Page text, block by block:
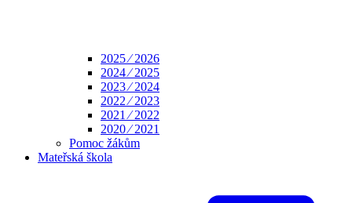
2025 ⁄ 2026
2024 ⁄ 2025
2023 ⁄ 2024
2022 ⁄ 2023
2021 ⁄ 2022
2020 ⁄ 2021
Pomoc žákům
Mateřská škola